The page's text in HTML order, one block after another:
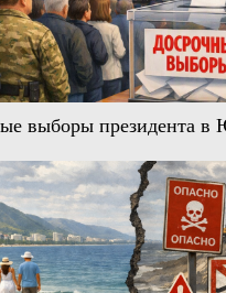
выборы президента